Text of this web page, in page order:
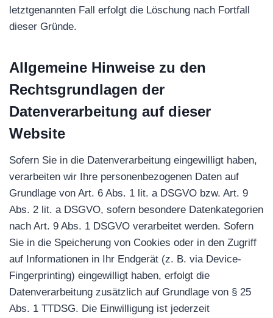
letztgenannten Fall erfolgt die Löschung nach Fortfall
dieser Gründe.
Allgemeine Hinweise zu den
Rechtsgrundlagen der
Datenverarbeitung auf dieser
Website
Sofern Sie in die Datenverarbeitung eingewilligt haben,
verarbeiten wir Ihre personenbezogenen Daten auf
Grundlage von Art. 6 Abs. 1 lit. a DSGVO bzw. Art. 9
Abs. 2 lit. a DSGVO, sofern besondere Datenkategorien
nach Art. 9 Abs. 1 DSGVO verarbeitet werden. Sofern
Sie in die Speicherung von Cookies oder in den Zugriff
auf Informationen in Ihr Endgerät (z. B. via Device-
Fingerprinting) eingewilligt haben, erfolgt die
Datenverarbeitung zusätzlich auf Grundlage von § 25
Abs. 1 TTDSG. Die Einwilligung ist jederzeit